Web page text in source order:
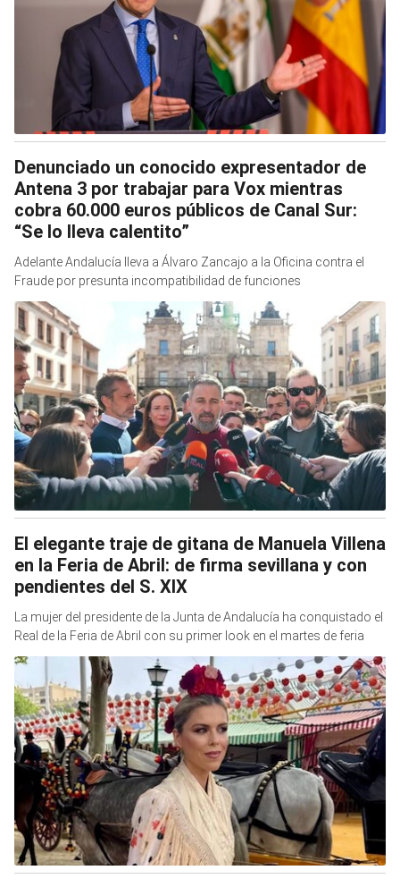
Denunciado un conocido expresentador de
Antena 3 por trabajar para Vox mientras
cobra 60.000 euros públicos de Canal Sur:
“Se lo lleva calentito”
Adelante Andalucía lleva a Álvaro Zancajo a la Oficina contra el
Fraude por presunta incompatibilidad de funciones
El elegante traje de gitana de Manuela Villena
en la Feria de Abril: de firma sevillana y con
pendientes del S. XIX
La mujer del presidente de la Junta de Andalucía ha conquistado el
Real de la Feria de Abril con su primer look en el martes de feria